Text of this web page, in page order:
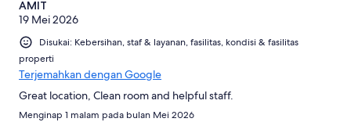
AMIT
19 Mei 2026
Disukai: Kebersihan, staf & layanan, fasilitas, kondisi & fasilitas
properti
Terjemahkan dengan Google
Great location, Clean room and helpful staff.
Menginap 1 malam pada bulan Mei 2026